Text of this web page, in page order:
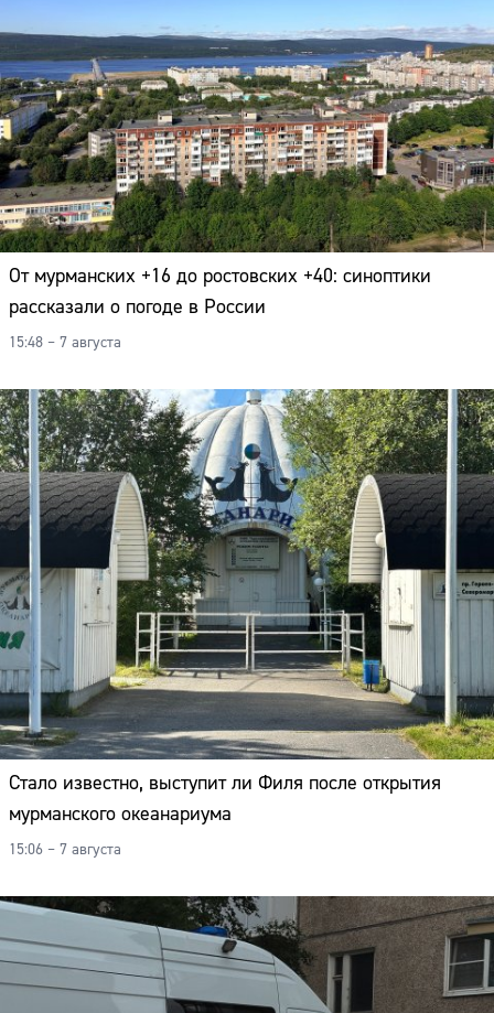
От мурманских +16 до ростовских +40: синоптики
рассказали о погоде в России
15:48 – 7 августа
Стало известно, выступит ли Филя после открытия
мурманского океанариума
15:06 – 7 августа